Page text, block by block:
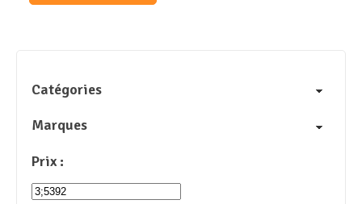
Catégories
Marques
Prix :